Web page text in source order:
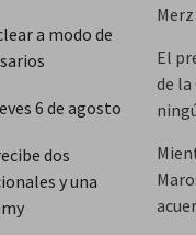
El
de
a modo de
6 de agosto
dos
y una